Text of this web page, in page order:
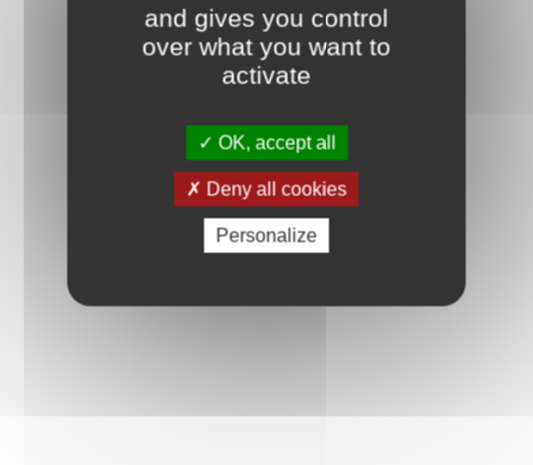
and gives you control
over what you want to
activate
OK, accept all
Deny all cookies
Personalize